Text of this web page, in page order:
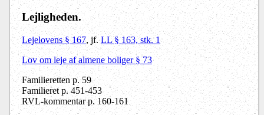
Lejligheden.
Lejelovens § 167, jf.LL § 163, stk. 1
Lov om leje af almene boliger § 73
Familieretten p. 59
Familieret p. 451-453
RVL-kommentar p. 160-161